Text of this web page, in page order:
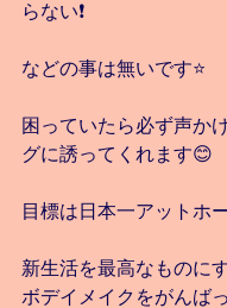
らない❗️
などの事は無いです⭐️
困っていたら必ず声か
グに誘ってくれます😊
目標は日本一アットホ
新生活を最高なものに
ボデイメイクをがんば